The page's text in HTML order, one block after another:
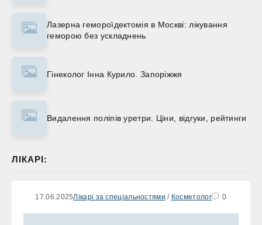
Лазерна гемороїдектомія в Москві: лікування
геморою без ускладнень
Гінеколог Інна Курило. Запоріжжя
Видалення поліпів уретри. Ціни, відгуки, рейтинги
ЛІКАРІ:
17.06.2025Лікарі за спеціальностями / Косметолог 0